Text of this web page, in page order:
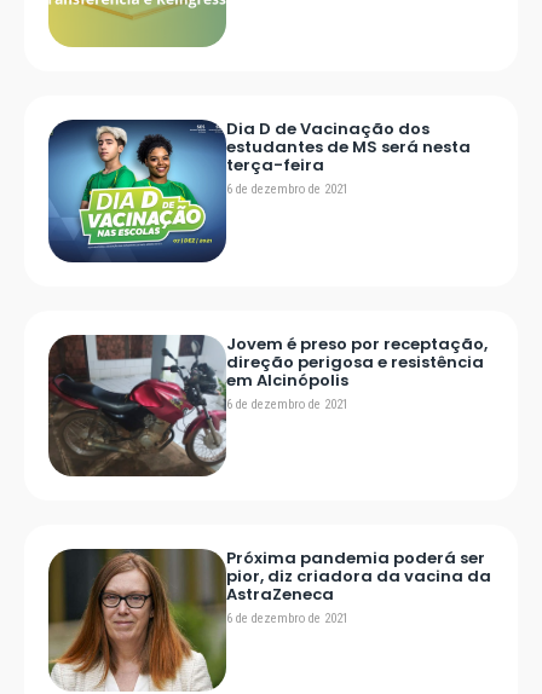
Dia D de Vacinação dos
estudantes de MS será nesta
terça-feira
6 de dezembro de 2021
Jovem é preso por receptação,
direção perigosa e resistência
em Alcinópolis
6 de dezembro de 2021
Próxima pandemia poderá ser
pior, diz criadora da vacina da
AstraZeneca
6 de dezembro de 2021